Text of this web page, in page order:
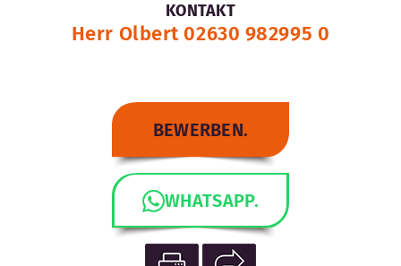
KONTAKT
Herr Olbert 02630 982995 0
BEWERBEN.
WHATSAPP.